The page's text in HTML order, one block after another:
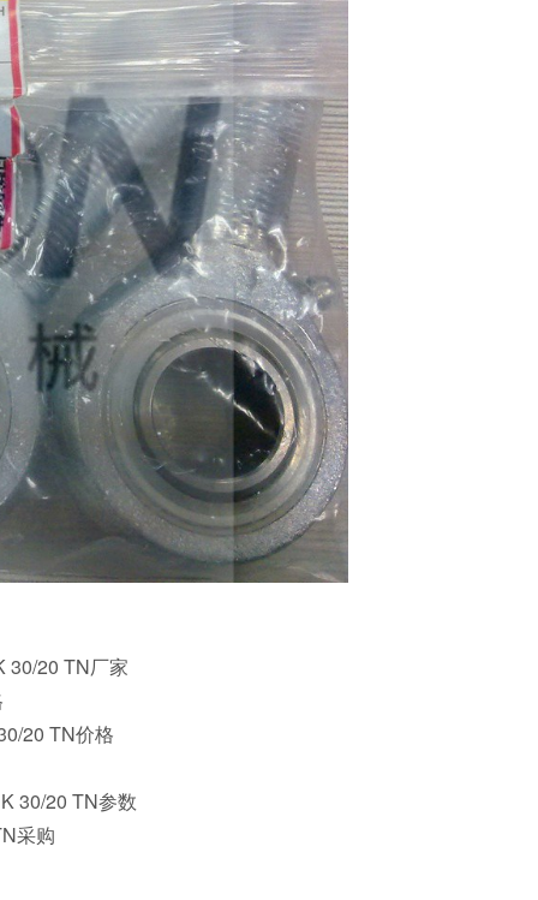
30/20 TN厂家
20 TN价格
30/20 TN参数
采购